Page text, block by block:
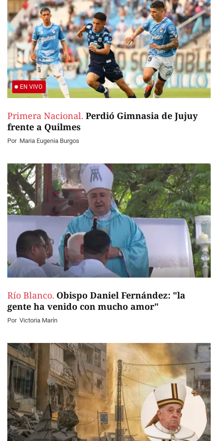
EN VIVO
Primera Nacional. Perdió Gimnasia de Jujuy
frente a Quilmes
Por Maria Eugenia Burgos
Río Blanco. Obispo Daniel Fernández: "la
gente ha venido con mucho amor"
Por Victoria Marín